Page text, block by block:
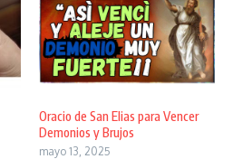
Oracio de San Elias para Vencer
Demonios y Brujos
mayo 13, 2025